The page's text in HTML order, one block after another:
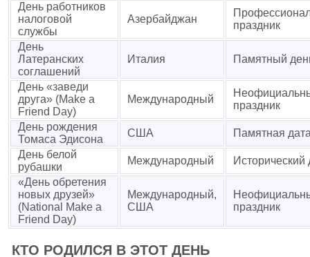
День работников
налоговой
службы
Азербайджан
праздник
День
Латеранских
соглашений
Италия Памятный
День «заведи
друга» (Make a
Friend Day)
Международный
праздник
День рождения
Томаса Эдисона
США
Памятная
День белой
рубашки
Международный
Исторический
«День обретения
новых друзей»
(National Make a
Friend Day)
Международный,
США
праздник
КТО РОДИЛСЯ В ЭТОТ ДЕНЬ